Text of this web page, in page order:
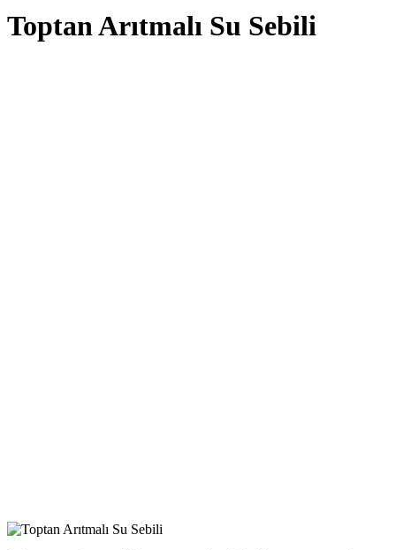
Toptan Arıtmalı Su Sebili